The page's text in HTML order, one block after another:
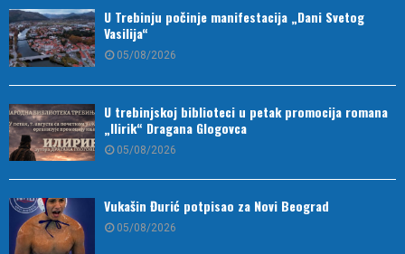
U Trebinju počinje manifestacija „Dani Svetog
Vasilija“
05/08/2026
U trebinjskoj biblioteci u petak promocija romana
„Ilirik“ Dragana Glogovca
05/08/2026
Vukašin Đurić potpisao za Novi Beograd
05/08/2026